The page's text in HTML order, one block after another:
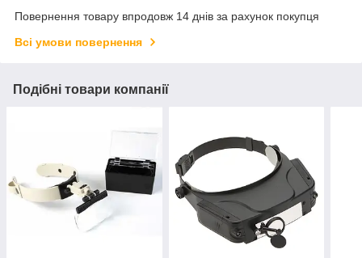
Повернення товару впродовж 14 днів за рахунок покупця
Всі умови повернення
Подібні товари компанії